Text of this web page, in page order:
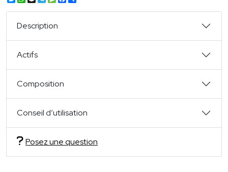
Description
Actifs
Composition
Conseil d’utilisation
Posez une question